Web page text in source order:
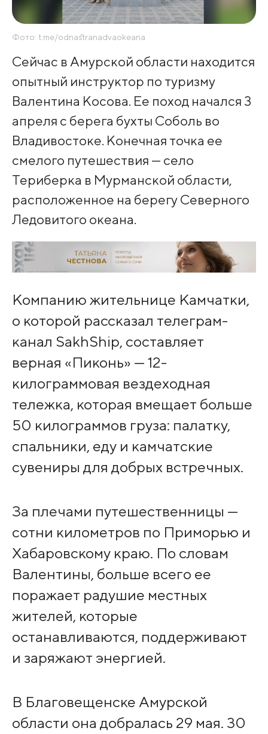
Фото: t.me/odnastranadvaokeana
Сейчас в Амурской области находится
опытный инструктор по туризму
Валентина Косова. Ее поход начался 3
апреля с берега бухты Соболь во
Владивостоке. Конечная точка ее
смелого путешествия — село
Териберка в Мурманской области,
расположенное на берегу Северного
Ледовитого океана.
Компанию жительнице Камчатки,
о которой рассказал телеграм-
канал SakhShip, составляет
верная «Пиконь» — 12-
килограммовая вездеходная
тележка, которая вмещает больше
50 килограммов груза: палатку,
спальники, еду и камчатские
сувениры для добрых встречных.
За плечами путешественницы —
сотни километров по Приморью и
Хабаровскому краю. По словам
Валентины, больше всего ее
поражает радушие местных
жителей, которые
останавливаются, поддерживают
и заряжают энергией.
В Благовещенске Амурской
области она добралась 29 мая. 30